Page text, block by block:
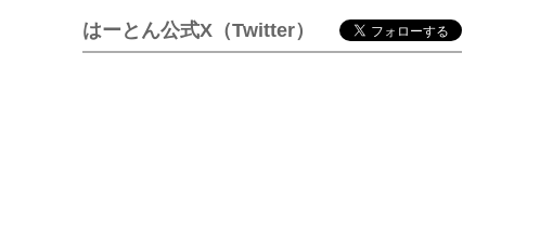
はーとん公式X（Twitter）